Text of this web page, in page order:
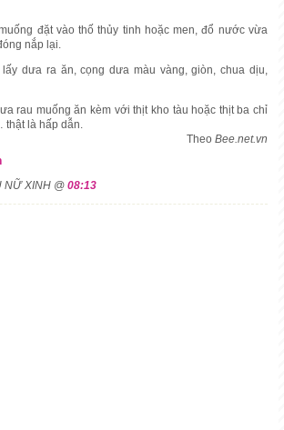
đặt vào thố thủy tinh hoặc men, đổ nước vừa
nắp lại.
lấy dưa ra ăn, cọng dưa màu vàng, giòn, chua dịu,
rau muống ăn kèm với thịt kho tàu hoặc thịt ba chỉ
là hấp dẫn.
Theo Bee.net.vn
NỮ XINH @ 08:13